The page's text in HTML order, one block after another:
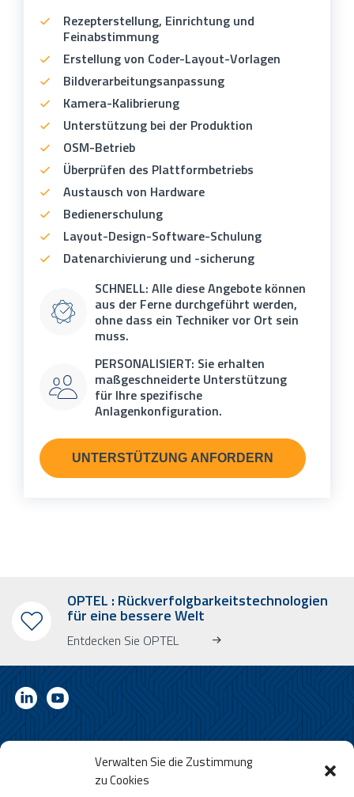
Verwalten Sie die Zustimmung
zu Cookies
Rezepterstellung, Einrichtung und
Feinabstimmung
Erstellung von Coder-Layout-Vorlagen
Bildverarbeitungsanpassung
Kamera-Kalibrierung
Unterstützung bei der Produktion
OSM-Betrieb
Überprüfen des Plattformbetriebs
Austausch von Hardware
Bedienerschulung
Layout-Design-Software-Schulung
Datenarchivierung und -sicherung
SCHNELL: Alle diese Angebote können
aus der Ferne durchgeführt werden,
ohne dass ein Techniker vor Ort sein
muss.
PERSONALISIERT: Sie erhalten
maßgeschneiderte Unterstützung
für Ihre spezifische
Anlagenkonfiguration.
UNTERSTÜTZUNG ANFORDERN
OPTEL : Rückverfolgbarkeitstechnologien
für eine bessere Welt
Entdecken Sie OPTEL
ABONNIEREN SIE UNSEREN RUNDBRIEF.
Erfahren Sie mehr über OPTEL, unsere kommenden Veranstaltungen
und unsere neuesten Nachrichten!